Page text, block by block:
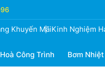
Khuyến MãiKinh Nghiệm
Công Trình Bơm